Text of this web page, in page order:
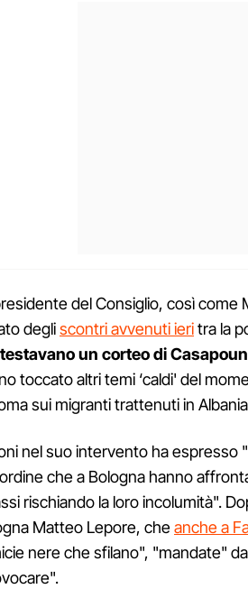
del Consiglio, così come
degliscontri avvenuti ieritra la
un corteo di
toccato altri temi ‘caldi' del
sui migranti trattenuti in
nel suo intervento ha espresso
che a Bologna hanno
rischiando la loro incolumità".
Matteo Lepore, cheanche a
nere che sfilano", "mandate"